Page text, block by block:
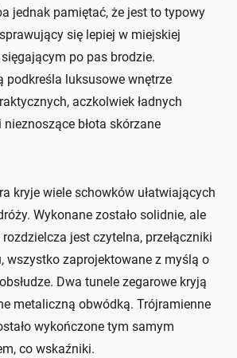
jednak pamiętać, że jest to typowy
się lepiej w miejskiej
po pas brodzie.
podkreśla luksusowe wnętrze
aczkolwiek ładnych
błota skórzane
kryje wiele schowków ułatwiających
Wykonane zostało solidnie, ale
jest czytelna, przełączniki
wszystko zaprojektowane z myślą o
Dwa tunele zegarowe kryją
metaliczną obwódką. Trójramienne
wykończone tym samym
co wskaźniki.